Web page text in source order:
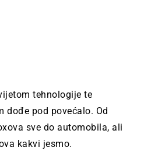
tehnologije te
dođe pod povećalo. Od
sve do automobila, ali
kakvi jesmo.